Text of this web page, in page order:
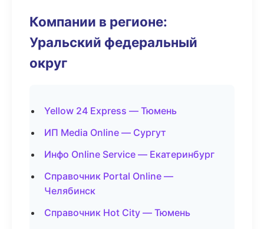
Компании в регионе:
Уральский федеральный
округ
Yellow 24 Express — Тюмень
ИП Media Online — Сургут
Инфо Online Service — Екатеринбург
Справочник Portal Online —
Челябинск
Справочник Hot City — Тюмень